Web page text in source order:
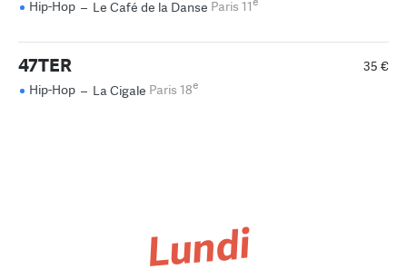
Hip-Hop – Le Café de la Danse Paris 11
35 €
47TER
Hip-Hop – La Cigale Paris 18e
Lundi